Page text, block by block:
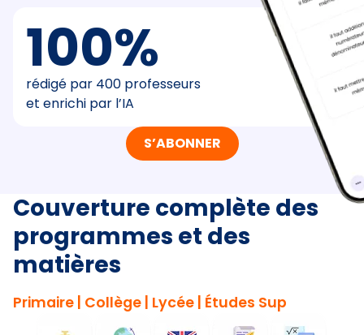
100%
rédigé par 400 professeurs
et enrichi par l’IA
S’ABONNER
Couverture complète des
programmes et des
matières
Primaire | Collège | Lycée | Études Sup